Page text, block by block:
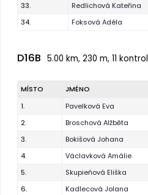
33.
Redlichová Kateřina
34.
Foksová Adéla
D16B 5.00 km, 230 m, 11 kontrol
MÍSTO JMÉNO
1.
Pavelková Eva
2.
Broschová Alžběta
3.
Bokišová Johana
4.
Václavková Amálie
5.
Skupieńová Eliška
6.
Kadlecová Jolana